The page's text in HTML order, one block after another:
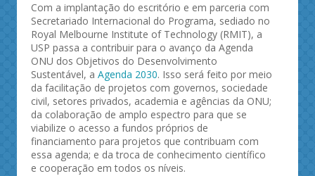
Com a implantação do escritório e em parceria com
Secretariado Internacional do Programa, sediado no
Royal Melbourne Institute of Technology (RMIT), a
USP passa a contribuir para o avanço da Agenda
ONU dos Objetivos do Desenvolvimento
Sustentável, a Agenda 2030. Isso será feito por meio
da facilitação de projetos com governos, sociedade
civil, setores privados, academia e agências da ONU;
da colaboração de amplo espectro para que se
viabilize o acesso a fundos próprios de
financiamento para projetos que contribuam com
essa agenda; e da troca de conhecimento científico
e cooperação em todos os níveis.